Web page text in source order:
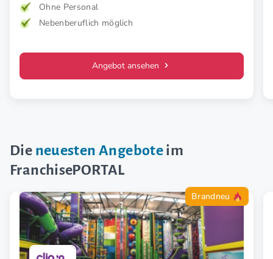
Ohne Personal
Nebenberuflich möglich
Angebot ansehen
Die neuesten Angeboteim
FranchisePORTAL
Brandneu